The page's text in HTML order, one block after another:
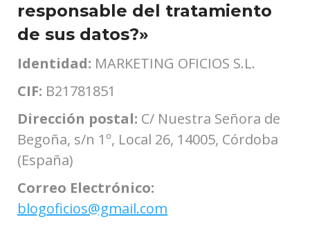
responsable del tratamiento
de sus datos?»
Identidad: MARKETING OFICIOS S.L.
CIF: B21781851
Dirección postal: C/ Nuestra Señora de
Begoña, s/n 1º, Local 26, 14005, Córdoba
(España)
Correo Electrónico:
blogoficios@gmail.com